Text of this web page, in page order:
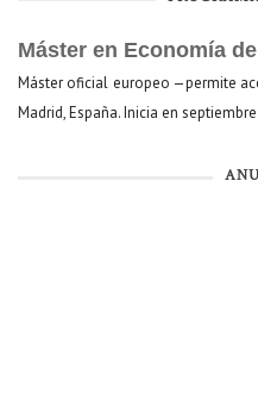
Máster en Economía
Máster oficial europeo —permite
Madrid, España. Inicia en